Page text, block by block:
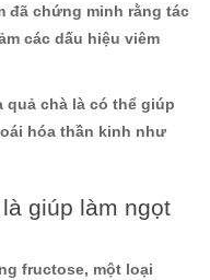
đã chứng minh rằng tác
các dấu hiệu viêm
quả chà là có thể giúp
hóa thần kinh như
giúp làm ngọt
fructose, một loại